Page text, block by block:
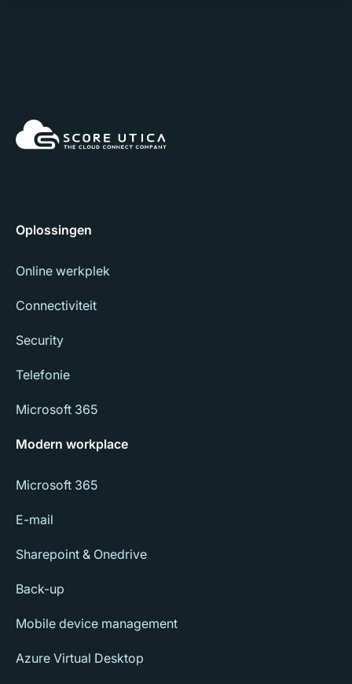
Oplossingen
Online werkplek
Connectiviteit
Security
Telefonie
Microsoft 365
Modern workplace
Microsoft 365
E-mail
Sharepoint & Onedrive
Back-up
Mobile device management
Azure Virtual Desktop